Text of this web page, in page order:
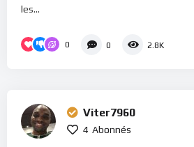
les...
0 0 2.8K
Viter7960
4 Abonnés